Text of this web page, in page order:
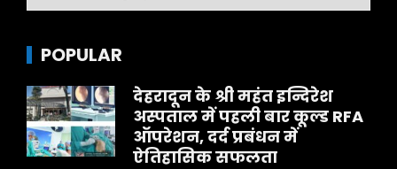
POPULAR
देहरादून के श्री महंत इन्दिरेश
अस्पताल में पहली बार कूल्ड RFA
ऑपरेशन, दर्द प्रबंधन में
ऐतिहासिक सफलता